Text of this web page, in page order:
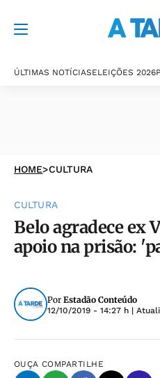
ÚLTIMAS NOTÍCIASELEIÇÕES 2026
HOME>CULTURA
CULTURA
Belo agradece ex
apoio na prisão:
Por Estadão Conteúdo
12/10/2019 - 14:27 h |
OUÇA COMPARTILHE